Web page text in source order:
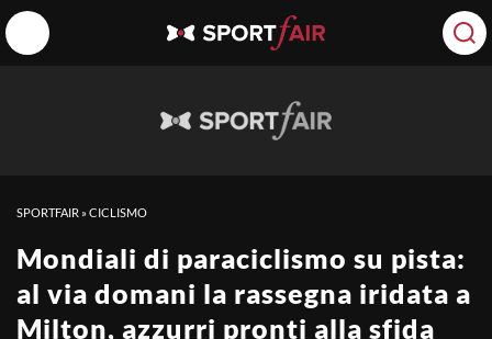
SPORTFAIR »CICLISMO
Mondiali di paraciclismo su pista:
al via domani la rassegna iridata a
Milton, azzurri pronti alla sfida